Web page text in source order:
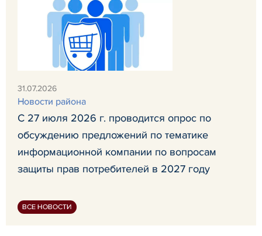
31.07.2026
Новости района
С 27 июля 2026 г. проводится опрос по
обсуждению предложений по тематике
информационной компании по вопросам
защиты прав потребителей в 2027 году
ВСЕ НОВОСТИ